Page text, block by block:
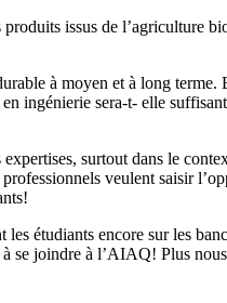
issus de l’agriculture
à moyen et à long terme.
ingénierie sera-t- elle
surtout dans le
veulent saisir
étudiants encore sur les
se joindre à l’AIAQ! Plus